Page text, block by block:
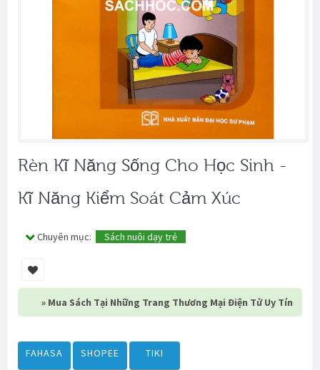
Rèn Kĩ Năng Sống Cho Học Sinh -
Kĩ Năng Kiểm Soát Cảm Xúc
Chuyên mục: Sách nuôi dạy trẻ
» Mua Sách Tại Những Trang Thương Mại Điện Tử Uy Tín
FAHASA SHOPEE TIKI